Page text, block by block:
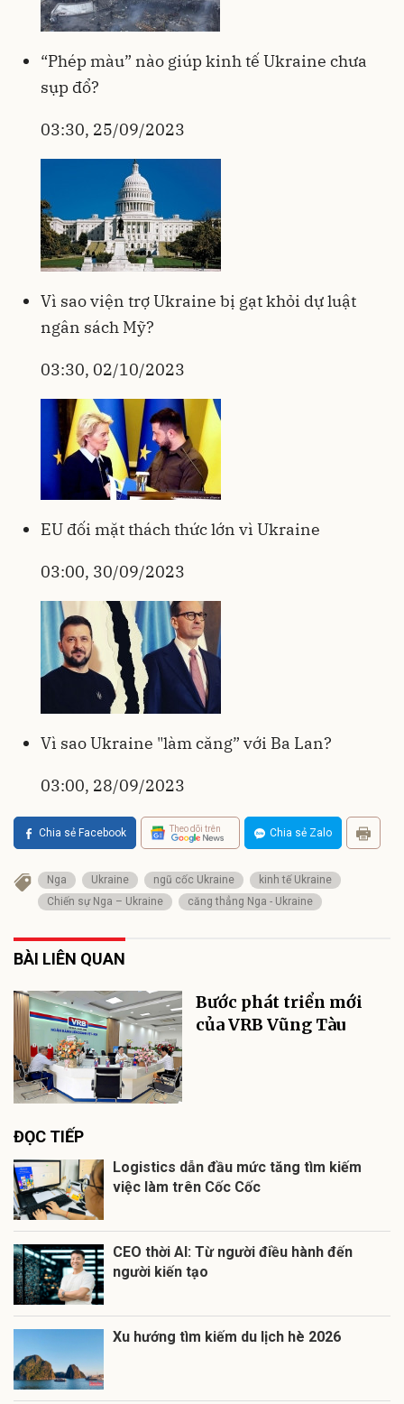
“Phép màu” nào giúp kinh tế Ukraine chưa
sụp đổ?
03:30, 25/09/2023
Vì sao viện trợ Ukraine bị gạt khỏi dự luật
ngân sách Mỹ?
03:30, 02/10/2023
EU đối mặt thách thức lớn vì Ukraine
03:00, 30/09/2023
Vì sao Ukraine "làm căng” với Ba Lan?
03:00, 28/09/2023
Chia sẻ Facebook Theo dõi trên Chia sẻ Zalo
Nga Ukraine ngũ cốc Ukraine
kinh tế Ukraine
Chiến sự Nga – Ukraine
căng thẳng Nga - Ukraine
BÀI LIÊN QUAN
Bước phát triển mới
của VRB Vũng Tàu
ĐỌC TIẾP
Logistics dẫn đầu mức tăng tìm kiếm
việc làm trên Cốc Cốc
CEO thời AI: Từ người điều hành đến
người kiến tạo
Xu hướng tìm kiếm du lịch hè 2026